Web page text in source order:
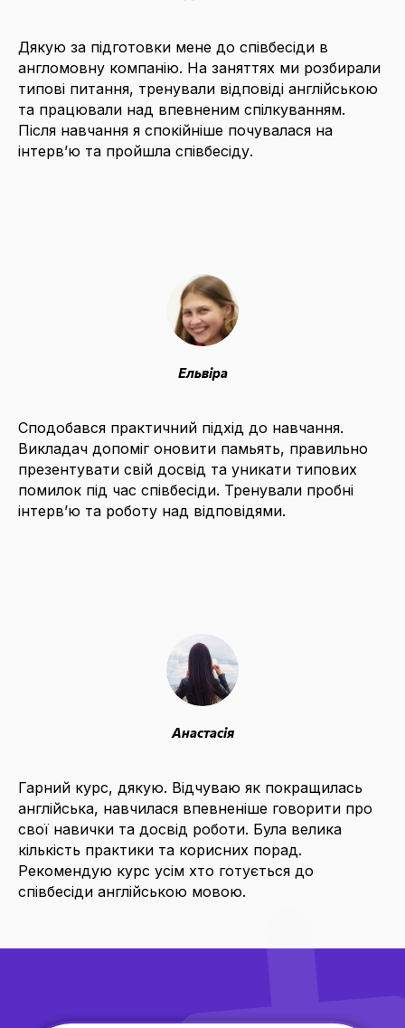
Дякую за підготовки мене до співбесіди в
англомовну компанію. На заняттях ми розбирали
типові питання, тренували відповіді англійською
та працювали над впевненим спілкуванням.
Після навчання я спокійніше почувалася на
інтерв’ю та пройшла співбесіду.
Ельвіра
Сподобався практичний підхід до навчання.
Викладач допоміг оновити памьять, правильно
презентувати свій досвід та уникати типових
помилок під час співбесіди. Тренували пробні
інтерв’ю та роботу над відповідями.
Анастасія
Гарний курс, дякую. Відчуваю як покращилась
англійська, навчилася впевненіше говорити про
свої навички та досвід роботи. Була велика
кількість практики та корисних порад.
Рекомендую курс усім хто готується до
співбесіди англійською мовою.